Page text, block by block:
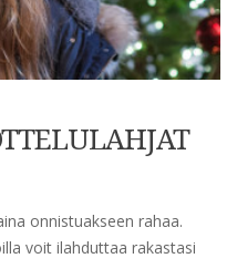
onnistuakseen rahaa.
voit ilahduttaa rakastasi